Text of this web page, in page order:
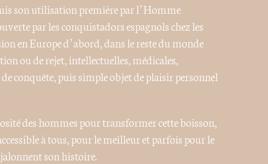
son utilisation première par l’Homme
par les conquistadors espagnols chez les
en Europe d’abord, dans le reste du monde
ou de rejet, intellectuelles, médicales,
conquête, puis simple objet de plaisir personnel
des hommes pour transformer cette boisson,
à tous, pour le meilleur et parfois pour le
son histoire.